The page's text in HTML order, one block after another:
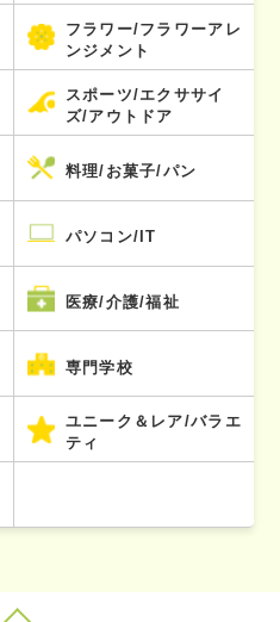
フラワー/フラワーアレ
ンジメント
スポーツ/エクササイ
ズ/アウトドア
料理/お菓子/パン
パソコン/IT
医療/介護/福祉
専門学校
ユニーク＆レア/バラエ
ティ